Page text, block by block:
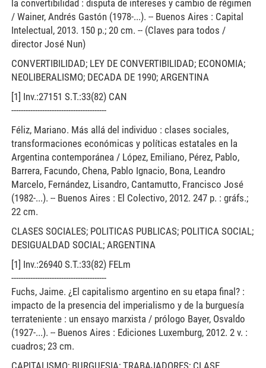
la convertibilidad : disputa de intereses y cambio de régimen
/ Wainer, Andrés Gastón (1978-...). -- Buenos Aires : Capital
Intelectual, 2013. 150 p.; 20 cm. -- (Claves para todos /
director José Nun)
CONVERTIBILIDAD; LEY DE CONVERTIBILIDAD; ECONOMIA;
NEOLIBERALISMO; DECADA DE 1990; ARGENTINA
[1] Inv.:27151 S.T.:33(82) CAN
----------------------------------------
Féliz, Mariano. Más allá del individuo : clases sociales,
transformaciones económicas y políticas estatales en la
Argentina contemporánea / López, Emiliano, Pérez, Pablo,
Barrera, Facundo, Chena, Pablo Ignacio, Bona, Leandro
Marcelo, Fernández, Lisandro, Cantamutto, Francisco José
(1982-...). -- Buenos Aires : El Colectivo, 2012. 247 p. : gráfs.;
22 cm.
CLASES SOCIALES; POLITICAS PUBLICAS; POLITICA SOCIAL;
DESIGUALDAD SOCIAL; ARGENTINA
[1] Inv.:26940 S.T.:33(82) FELm
----------------------------------------
Fuchs, Jaime. ¿El capitalismo argentino en su etapa final? :
impacto de la presencia del imperialismo y de la burguesía
terrateniente : un ensayo marxista / prólogo Bayer, Osvaldo
(1927-...). -- Buenos Aires : Ediciones Luxemburg, 2012. 2 v. :
cuadros; 23 cm.